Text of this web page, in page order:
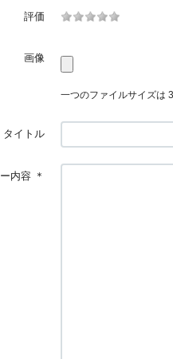
評価
画像
一つのファイルサイズは
タイトル
内容 ＊